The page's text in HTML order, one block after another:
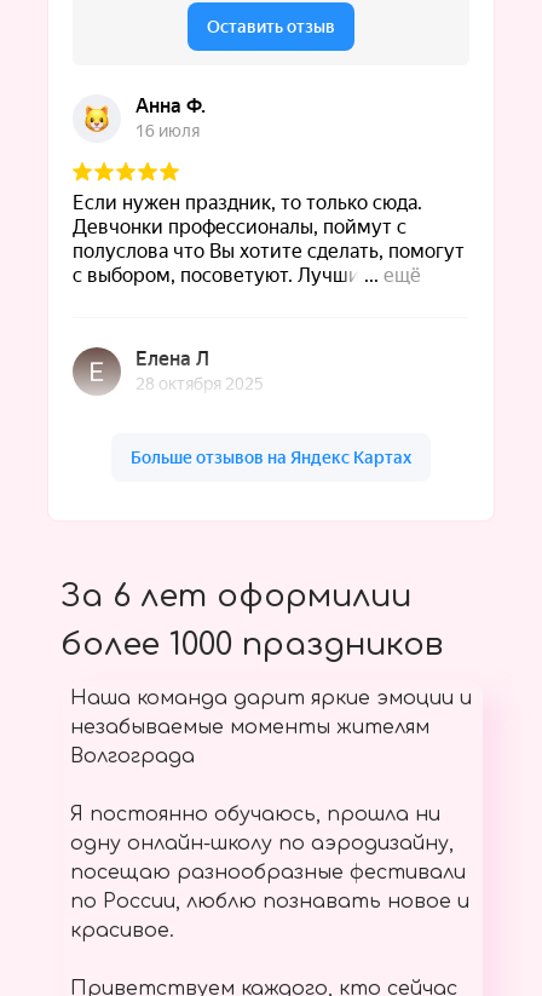
За 6 лет оформилии
более 1000 праздников
Наша команда дарит яркие эмоции и
незабываемые моменты жителям
Волгограда
Я постоянно обучаюсь, прошла ни
одну онлайн-школу по аэродизайну,
посещаю разнообразные фестивали
по России, люблю познавать новое и
красивое.
Приветствуем каждого, кто сейчас